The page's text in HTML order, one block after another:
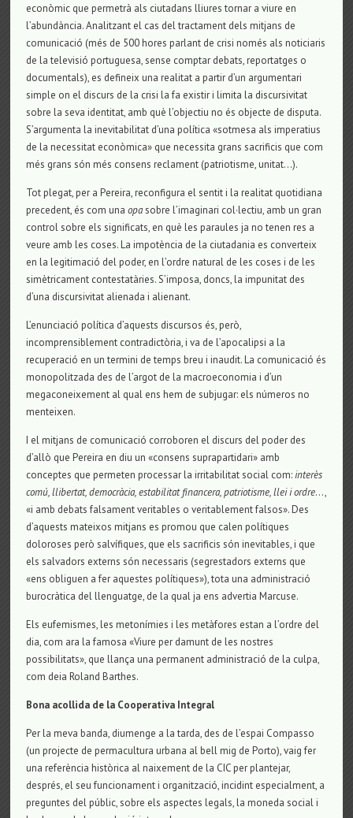
econòmic que permetrà als ciutadans lliures tornar a viure en
l’abundància. Analitzant el cas del tractament dels mitjans de
comunicació (més de 500 hores parlant de crisi només als noticiaris
de la televisió portuguesa, sense comptar debats, reportatges o
documentals), es defineix una realitat a partir d’un argumentari
simple on el discurs de la crisi la fa existir i limita la discursivitat
sobre la seva identitat, amb què l’objectiu no és objecte de disputa.
S’argumenta la inevitabilitat d’una política «sotmesa als imperatius
de la necessitat econòmica» que necessita grans sacrificis que com
més grans són més consens reclament (patriotisme, unitat…).
Tot plegat, per a Pereira, reconfigura el sentit i la realitat quotidiana
precedent, és com unaopasobre l’imaginari col·lectiu, amb un gran
control sobre els significats, en què les paraules ja no tenen res a
veure amb les coses. La impotència de la ciutadania es converteix
en la legitimació del poder, en l’ordre natural de les coses i de les
simètricament contestatàries. S’imposa, doncs, la impunitat des
d’una discursivitat alienada i alienant.
L’enunciació política d’aquests discursos és, però,
incomprensiblement contradictòria, i va de l’apocalipsi a la
recuperació en un termini de temps breu i inaudit. La comunicació és
monopolitzada des de l’argot de la macroeconomia i d’un
megaconeixement al qual ens hem de subjugar: els números no
menteixen.
I el mitjans de comunicació corroboren el discurs del poder des
d’allò que Pereira en diu un «consens suprapartidari» amb
conceptes que permeten processar la irritabilitat social com:interès
comú, llibertat, democràcia, estabilitat financera, patriotisme, llei i ordre…,
«i amb debats falsament veritables o veritablement falsos». Des
d’aquests mateixos mitjans es promou que calen polítiques
doloroses però salvífiques, que els sacrificis són inevitables, i que
els salvadors externs són necessaris (segrestadors externs que
«ens obliguen a fer aquestes polítiques»), tota una administració
burocràtica del llenguatge, de la qual ja ens advertia Marcuse.
Els eufemismes, les metonímies i les metàfores estan a l’ordre del
dia, com ara la famosa «Viure per damunt de les nostres
possibilitats», que llança una permanent administració de la culpa,
com deia Roland Barthes.
Bona acollida de la Cooperativa Integral
Per la meva banda, diumenge a la tarda, des de l’espai Compasso
(un projecte de permacultura urbana al bell mig de Porto), vaig fer
una referència històrica al naixement de la CIC per plantejar,
després, el seu funcionament i organització, incidint especialment, a
preguntes del públic, sobre els aspectes legals, la moneda social i